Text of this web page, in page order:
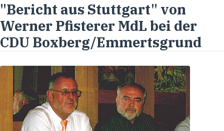
"Bericht aus Stuttgart" von
Werner Pfisterer MdL bei der
CDU Boxberg/Emmertsgrund